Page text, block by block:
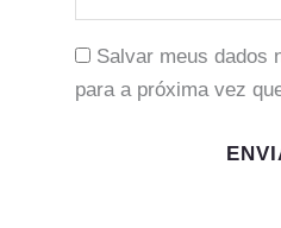
Salvar meus dados
para a próxima vez